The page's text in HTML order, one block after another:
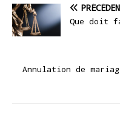
Que doit
Annulation de